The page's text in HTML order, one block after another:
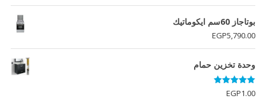
بوتاجاز 60سم ايكوماتيك
EGP5,790.00
وحدة تخزين حمام
تم التقييم
5.00
من 5
EGP1.00